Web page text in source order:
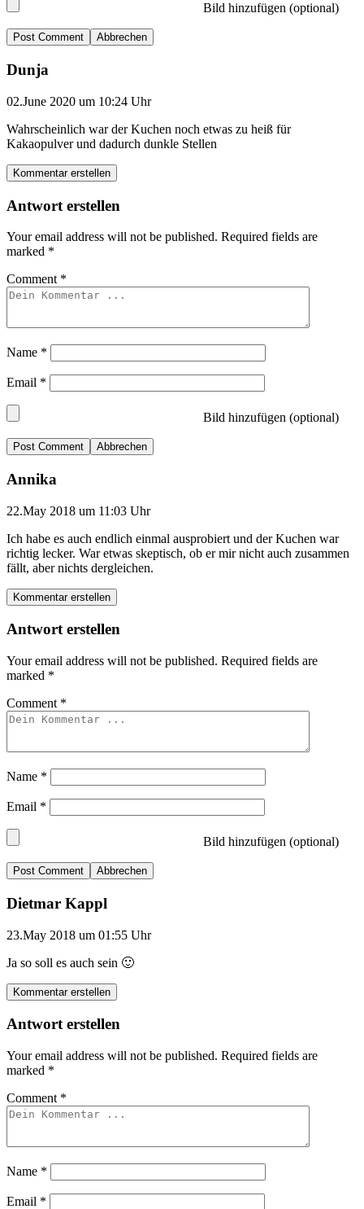
Bild hinzufügen (optional)
Abbrechen
Dunja
02.June 2020 um 10:24 Uhr
Wahrscheinlich war der Kuchen noch etwas zu heiß für
Kakaopulver und dadurch dunkle Stellen
Kommentar erstellen
Antwort erstellen
Your email address will not be published. Required fields are
marked *
Comment *
Name *
Email *
Bild hinzufügen (optional)
Abbrechen
Annika
22.May 2018 um 11:03 Uhr
Ich habe es auch endlich einmal ausprobiert und der Kuchen war
richtig lecker. War etwas skeptisch, ob er mir nicht auch zusammen
fällt, aber nichts dergleichen.
Kommentar erstellen
Antwort erstellen
Your email address will not be published. Required fields are
marked *
Comment *
Name *
Email *
Bild hinzufügen (optional)
Abbrechen
Dietmar Kappl
23.May 2018 um 01:55 Uhr
Ja so soll es auch sein 🙂
Kommentar erstellen
Antwort erstellen
Your email address will not be published. Required fields are
marked *
Comment *
Name *
Email *